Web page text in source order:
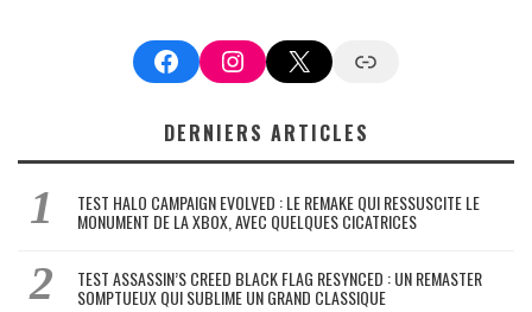
FacebookInstagram
X Google News
DERNIERS ARTICLES
TEST HALO CAMPAIGN EVOLVED : LE REMAKE QUI RESSUSCITE LE
MONUMENT DE LA XBOX, AVEC QUELQUES CICATRICES
TEST ASSASSIN’S CREED BLACK FLAG RESYNCED : UN REMASTER
SOMPTUEUX QUI SUBLIME UN GRAND CLASSIQUE